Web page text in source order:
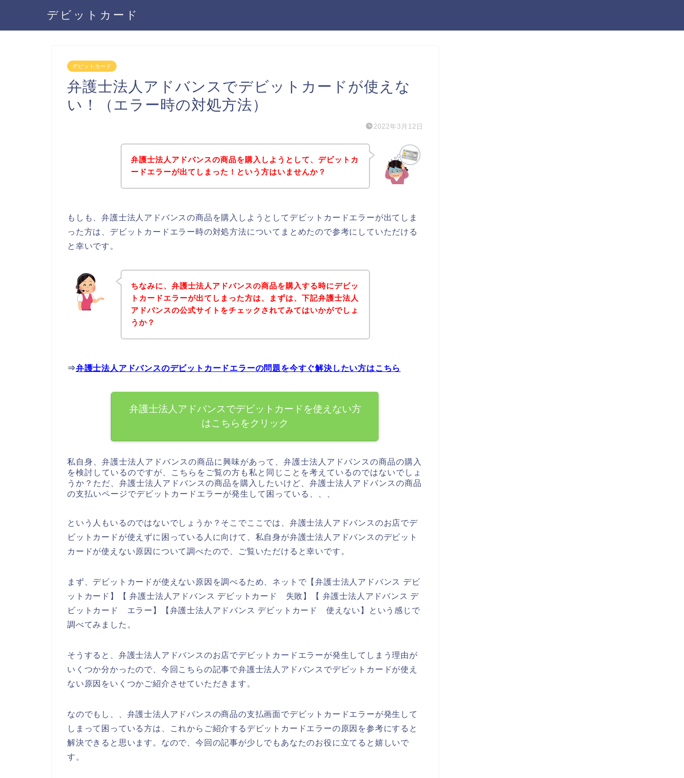
デビットカード
デビットカード
弁護士法人アドバンスでデビットカードが使えな
い！（エラー時の対処方法）
2022年3月12日
弁護士法人アドバンスの商品を購入しようとして、デビットカ
ードエラーが出てしまった！という方はいませんか？
もしも、弁護士法人アドバンスの商品を購入しようとしてデビットカードエラーが出てしま
った方は、デビットカードエラー時の対処方法についてまとめたので参考にしていただける
と幸いです。
ちなみに、弁護士法人アドバンスの商品を購入する時にデビッ
トカードエラーが出てしまった方は、まずは、下記弁護士法人
アドバンスの公式サイトをチェックされてみてはいかがでしょ
うか？
⇒弁護士法人アドバンスのデビットカードエラーの問題を今すぐ解決したい方はこちら
弁護士法人アドバンスでデビットカードを使えない方
はこちらをクリック
私自身、弁護士法人アドバンスの商品に興味があって、弁護士法人アドバンスの商品の購入
を検討しているのですが、こちらをご覧の方も私と同じことを考えているのではないでしょ
うか？ただ、弁護士法人アドバンスの商品を購入したいけど、弁護士法人アドバンスの商品
の支払いページでデビットカードエラーが発生して困っている、、、
という人もいるのではないでしょうか？そこでここでは、弁護士法人アドバンスのお店でデ
ビットカードが使えずに困っている人に向けて、私自身が弁護士法人アドバンスのデビット
カードが使えない原因について調べたので、ご覧いただけると幸いです。
まず、デビットカードが使えない原因を調べるため、ネットで【弁護士法人アドバンス デビ
ットカード】【 弁護士法人アドバンス デビットカード 失敗】【 弁護士法人アドバンス デ
ビットカード エラー】【弁護士法人アドバンス デビットカード 使えない】という感じで
調べてみました。
そうすると、弁護士法人アドバンスのお店でデビットカードエラーが発生してしまう理由が
いくつか分かったので、今回こちらの記事で弁護士法人アドバンスでデビットカードが使え
ない原因をいくつかご紹介させていただきます。
なのでもし、、弁護士法人アドバンスの商品の支払画面でデビットカードエラーが発生して
しまって困っている方は、これからご紹介するデビットカードエラーの原因を参考にすると
解決できると思います。なので、今回の記事が少しでもあなたのお役に立てると嬉しいで
す。